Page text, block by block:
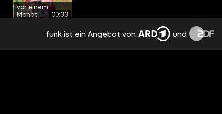
vor einem
Monat
00:33
vor einem
HENKE'S CORNER TOGO: ICH WILL NICHT
SO ALT WERDEN! | HENKE'S CORNER #140
funk ist ein Angebot von und